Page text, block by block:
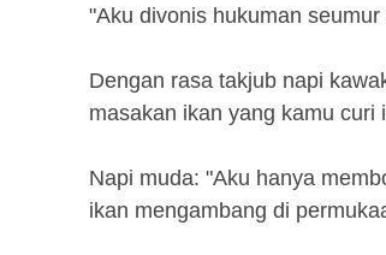
"Aku divonis hukuman
Dengan rasa takjub napi
masakan ikan yang kamu curi
Napi muda: "Aku hanya
ikan mengambang di